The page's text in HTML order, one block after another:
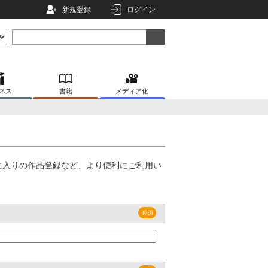
新規登録 ログイン
ス 書籍 メディア化
りの作品登録など、より便利にご利用い